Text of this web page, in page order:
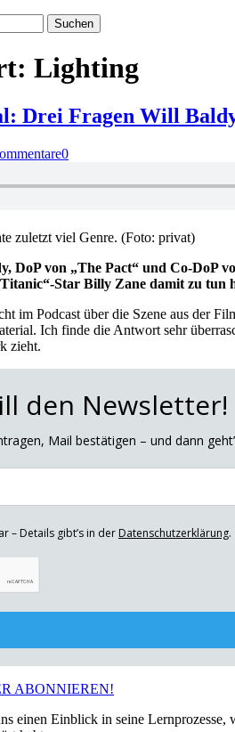
Lighting
Drei Fragen Will
0
zuletzt viel Genre. (Foto: privat)
DoP von „The Pact“ und Co-DoP
Star Billy Zane damit zu tun
im Podcast über die Szene aus der
Ich finde die Antwort sehr
zieht.
den Newsletter!
Mail bestätigen – und dann
– Details gibt’s in der Datenschutzerklärung.
ABONNIEREN!
einen Einblick in seine